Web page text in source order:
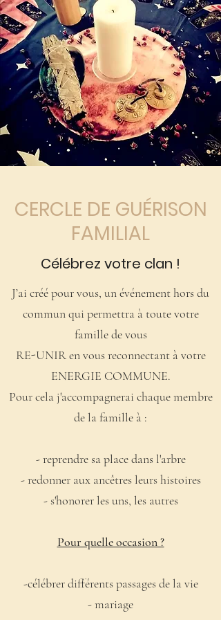
CERCLE DE GUÉRISON
FAMILIAL
Célébrez votre clan !
J’ai créé pour vous, un événement hors du
commun qui permettra à toute votre
famille de vous
RE-UNIR en vous reconnectant à votre
ENERGIE COMMUNE.
Pour cela j'accompagnerai chaque membre
de la famille à :
- reprendre sa place dans l'arbre
- redonner aux ancêtres leurs histoires
- s'honorer les uns, les autres
Pour quelle occasion ?
-célébrer différents passages de la vie
- mariage